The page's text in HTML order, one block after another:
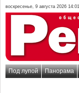
воскресенье, 9 августа 2026 14:01
Под лупой Панорама